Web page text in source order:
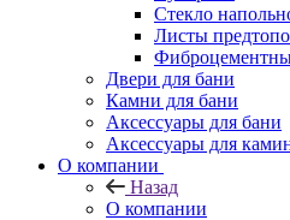
Стекло
Листы
Двери для бани
Камни для бани
Аксессуары для бани
Аксессуары для
О компании
Назад
О компании